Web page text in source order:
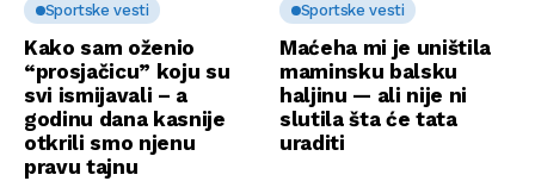
Sportske vesti
Kako sam oženio
“prosjačicu” koju su
svi ismijavali – a
godinu dana kasnije
otkrili smo njenu
pravu tajnu
Sportske vesti
Maćeha mi je uništila
maminsku balsku
haljinu — ali nije ni
slutila šta će tata
uraditi